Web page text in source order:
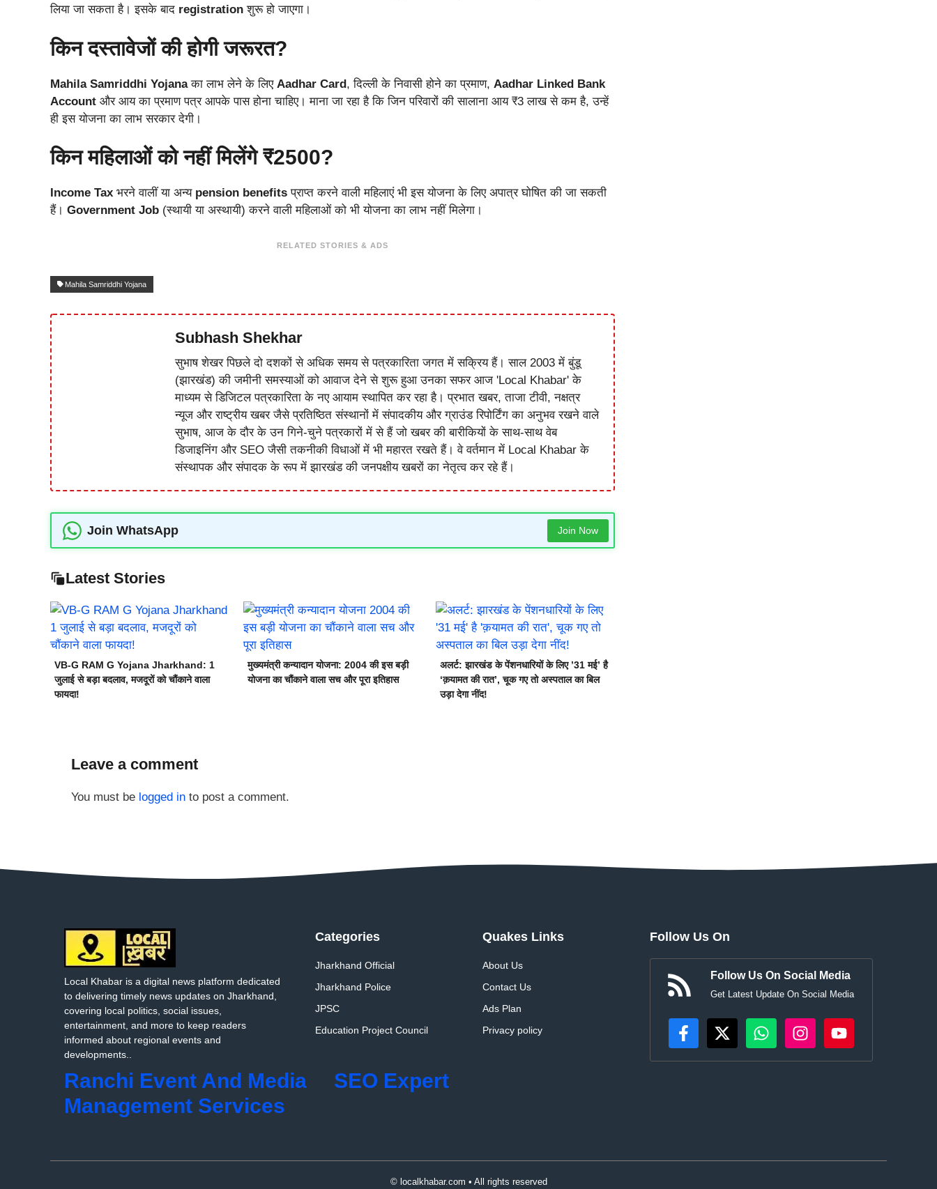
लिया जा सकता है। इसके बाद registration शुरू हो जाएगा।
किन दस्तावेजों की होगी जरूरत?
Mahila Samriddhi Yojanaका लाभ लेने के लिए Aadhar Card, दिल्ली के निवासी होने का प्रमाण, Aadhar Linked Bank
Account और आय का प्रमाण पत्र आपके पास होना चाहिए। माना जा रहा है कि जिन परिवारों की सालाना आय ₹3 लाख से कम है, उन्हें
ही इस योजना का लाभ सरकार देगी।
किन महिलाओं को नहीं मिलेंगे ₹2500?
Income Tax भरने वालीं या अन्य pension benefits प्राप्त करने वाली महिलाएं भी इस योजना के लिए अपात्र घोषित की जा सकती
हैं। Government Job (स्थायी या अस्थायी) करने वाली महिलाओं को भी योजना का लाभ नहीं मिलेगा।
RELATED STORIES & ADS
Mahila Samriddhi Yojana
Subhash Shekhar
सुभाष शेखर पिछले दो दशकों से अधिक समय से पत्रकारिता जगत में सक्रिय हैं। साल 2003 में बुंडू
(झारखंड) की जमीनी समस्याओं को आवाज देने से शुरू हुआ उनका सफर आज 'Local Khabar' के
माध्यम से डिजिटल पत्रकारिता के नए आयाम स्थापित कर रहा है। प्रभात खबर, ताजा टीवी, नक्षत्र
न्यूज और राष्ट्रीय खबर जैसे प्रतिष्ठित संस्थानों में संपादकीय और ग्राउंड रिपोर्टिंग का अनुभव रखने वाले
सुभाष, आज के दौर के उन गिने-चुने पत्रकारों में से हैं जो खबर की बारीकियों के साथ-साथ वेब
डिजाइनिंग और SEO जैसी तकनीकी विधाओं में भी महारत रखते हैं। वे वर्तमान में Local Khabar के
संस्थापक और संपादक के रूप में झारखंड की जनपक्षीय खबरों का नेतृत्व कर रहे हैं।
Join WhatsApp Join Now
Latest Stories
VB-G RAM G Yojana Jharkhand: 1
जुलाई से बड़ा बदलाव, मजदूरों को चौंकाने वाला
फायदा!
मुख्यमंत्री कन्यादान योजना: 2004 की इस बड़ी
योजना का चौंकाने वाला सच और पूरा इतिहास
अलर्ट: झारखंड के पेंशनधारियों के लिए ’31 मई’ है
‘क़यामत की रात’, चूक गए तो अस्पताल का बिल
उड़ा देगा नींद!
Leave a comment
You must be logged in to post a comment.
Local Khabar is a digital news platform dedicated
to delivering timely news updates on Jharkhand,
covering local politics, social issues,
entertainment, and more to keep readers
informed about regional events and
developments..
Categories
Jharkhand Official
Jharkhand Police
JPSC
Education Project Council
Quakes Links
About Us
Contact Us
Ads Plan
Privacy policy
Follow Us On
Follow Us On Social Media
Get Latest Update On Social Media
Ranchi Event And Media
Management Services
SEO Expert
© localkhabar.com • All rights reserved